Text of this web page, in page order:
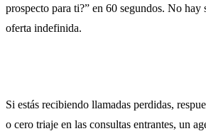
prospecto para ti?” en 60 segundos. No
oferta indefinida.
Si estás recibiendo llamadas perdidas,
o cero triaje en las consultas entrantes, un